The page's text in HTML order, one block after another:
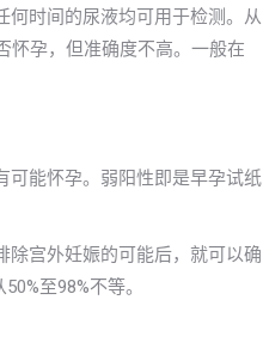
何时间的尿液均可用于检测。从
怀孕，但准确度不高。一般在
可能怀孕。弱阳性即是早孕试纸
除宫外妊娠的可能后，就可以确
至98%不等。